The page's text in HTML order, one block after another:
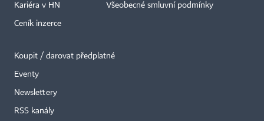
Kariéra v HN
Ceník inzerce
Všeobecné smluvní podmínky
Koupit / darovat předplatné
Eventy
Newslettery
RSS kanály